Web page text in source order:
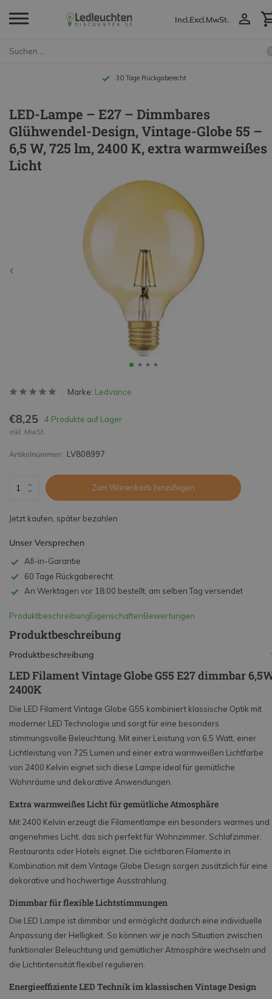
Incl.Excl.MwSt.
Bis zu 10 Jahre Garantie
LED-Lampe – E27 – Dimmbares
Glühwendel-Design, Vintage-Globe 55 –
6,5 W, 725 lm, 2400 K, extra warmweißes
Licht
Marke: Ledvance
€8,25 4 Produkte auf Lager
inkl. MwSt.
Artikelnummer: LV808997
Zum Warenkorb hinzufügen
Jetzt kaufen, später bezahlen
Unser Versprechen
All-in-Garantie
60 Tage Rückgaberecht
An Werktagen vor 18:00 bestellt, am selben Tag versendet
ProduktbeschreibungEigenschaftenBewertungen
Produktbeschreibung
Produktbeschreibung
LED Filament Vintage Globe G55 E27 dimmbar
2400K
Die LED Filament Vintage Globe G55 kombiniert klassische Optik mit
moderner LED Technologie und sorgt für eine besonders
stimmungsvolle Beleuchtung. Mit einer Leistung von 6,5 Watt, einer
Lichtleistung von 725 Lumen und einer extra warmweißen Lichtfarbe
von 2400 Kelvin eignet sich diese Lampe ideal für gemütliche
Wohnräume und dekorative Anwendungen.
Extra warmweißes Licht für gemütliche Atmosphäre
Mit 2400 Kelvin erzeugt die Filamentlampe ein besonders warmes und
angenehmes Licht, das sich perfekt für Wohnzimmer, Schlafzimmer,
Restaurants oder Hotels eignet. Die sichtbaren Filamente in
Kombination mit dem Vintage Globe Design sorgen zusätzlich für eine
dekorative und hochwertige Ausstrahlung.
Dimmbar für flexible Lichtstimmungen
Die LED Lampe ist dimmbar und ermöglicht dadurch eine individuelle
Anpassung der Helligkeit. So können wir je nach Situation zwischen
funktionaler Beleuchtung und gemütlicher Atmosphäre wechseln und
die Lichtintensität flexibel regulieren.
Energieeffiziente LED Technik im klassischen Vintage Design